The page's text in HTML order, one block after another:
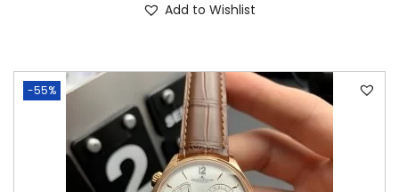
Add to Wishlist
-55%